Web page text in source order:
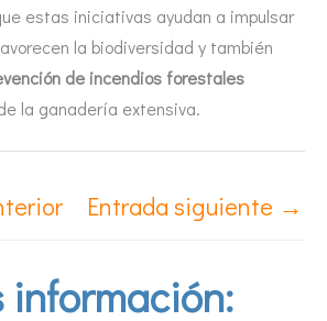
estas iniciativas ayudan a impulsar
la biodiversidad y también
de incendios forestales
la ganadería extensiva.
Entrada siguiente →
información: